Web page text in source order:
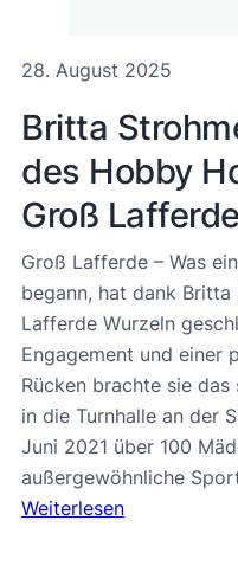
28. August 2025
Britta
des Hobby
Groß Lafferde
Groß Lafferde – Was
begann, hat dank
Lafferde Wurzeln
Engagement und einer
Rücken brachte sie das
in die Turnhalle an der
Juni 2021 über 100
außergewöhnliche
Weiterlesen